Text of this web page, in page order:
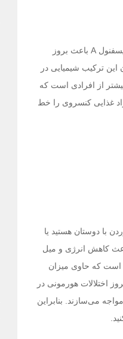
مقاله‌ای که در هافینگتون پست به چاپ رسیده است نشان می‌دهد که ترکیب شیمیایی بیسفنول A باعث بروز
ترکیب شیمیایی در
سوپ‌های کنسروی مصرف کردند به میزان ۱۲۲۱ درصد بیشتر از افرادی است که
غذایی کنسروی را خط
با دوستان هستید یا
کاهش انرژی و میل
است که حاوی میزان
اختلالات هورمونی در
می‌سازند. بنابراین